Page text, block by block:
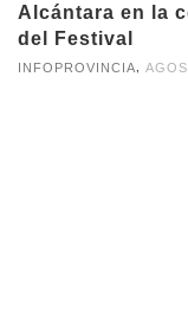
Alcántara en la
del Festival
INFOPROVINCIA,